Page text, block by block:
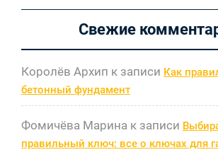
Свежие
Королёв Архип к записи Как
бетонный фундамент
Фомичёва Марина к записи
правильный ключ: все о ключах для